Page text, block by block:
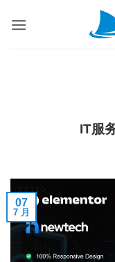
IT服
07
7 月